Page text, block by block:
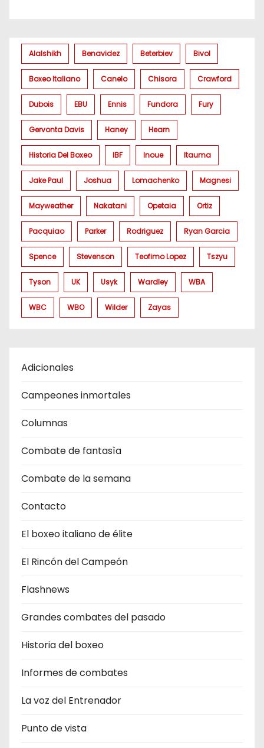
Alalshikh Benavidez Beterbiev Bivol
Boxeo Italiano Canelo Chisora Crawford
Dubois EBU Ennis Fundora Fury
Gervonta Davis Haney Hearn
Historia Del Boxeo IBF Inoue Itauma
Jake Paul Joshua Lomachenko Magnesi
Mayweather Nakatani Opetaia Ortiz
Pacquiao Parker Rodriguez Ryan Garcia
Spence Stevenson Teofimo Lopez Tszyu
Tyson UK Usyk Wardley WBA
WBC WBO Wilder Zayas
Adicionales
Campeones inmortales
Columnas
Combate de fantasìa
Combate de la semana
Contacto
El boxeo italiano de élite
El Rincón del Campeón
Flashnews
Grandes combates del pasado
Historia del boxeo
Informes de combates
La voz del Entrenador
Punto de vista